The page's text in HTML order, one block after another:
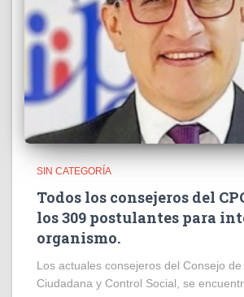
SIN CATEGORÍA
Todos los consejeros del
los 309 postulantes para
organismo.
Los actuales consejeros del Consejo
Ciudadana y Control Social, se